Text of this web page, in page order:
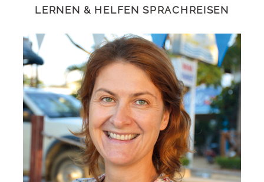
LERNEN & HELFEN SPRACHREISEN